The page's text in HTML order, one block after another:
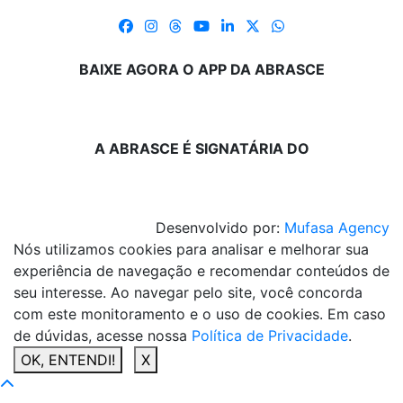
BAIXE AGORA O APP DA ABRASCE
A ABRASCE É SIGNATÁRIA DO
Desenvolvido por: Mufasa Agency
Nós utilizamos cookies para analisar e melhorar sua
experiência de navegação e recomendar conteúdos de
seu interesse. Ao navegar pelo site, você concorda
com este monitoramento e o uso de cookies. Em caso
de dúvidas, acesse nossa Política de Privacidade.
OK, ENTENDI!
X